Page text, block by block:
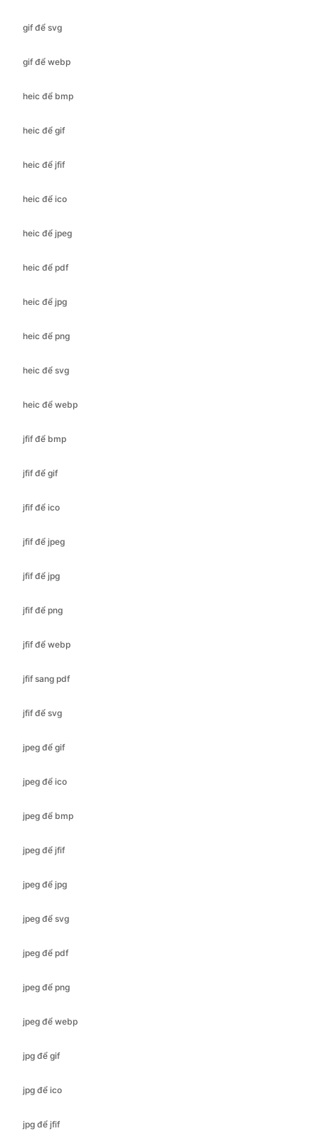
heic để bmp
heic để gif
heic để jfif
heic để ico
heic để jpeg
heic để pdf
heic để jpg
heic để png
heic để svg
heic để webp
jfif để bmp
jfif để gif
jfif để ico
jfif để jpeg
jfif để jpg
jfif để png
jfif để webp
jfif sang pdf
jfif để svg
jpeg để gif
jpeg để ico
jpeg để bmp
jpeg để jfif
jpeg để jpg
jpeg để svg
jpeg để pdf
jpeg để png
jpeg để webp
jpg để gif
jpg để ico
jpg để jfif
jpg để bmp
jpg để svg